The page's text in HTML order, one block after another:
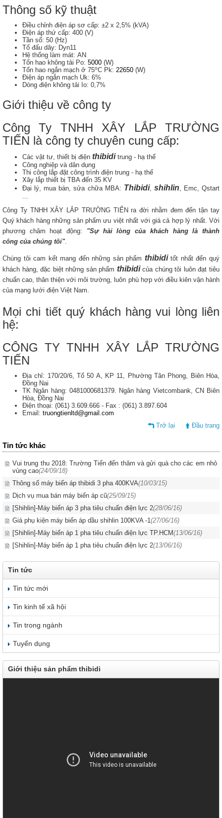
Thông số kỹ thuật
Điều chỉnh điện áp sơ cấp: ±2 x 2,5% (kVA)
Điện áp thứ cấp: 400 (V)
Tần số: 50 (Hz)
Tổ đấu dây: Dyn11
Hệ thống làm mát: AN
Tổn hao không tải Po: 5000 (W)
Tổn hao ngắn mạch ở 75oC Pk: 22650 (W)
Điện áp ngắn mạch Uk: 6%
​Dòng điện không tải Io: 0,7%
Giới thiệu về công ty
Công Ty TNHH XÂY LẮP TRƯỜNG
TIẾN là công ty chuyên cung cấp:
Các vật tư, thiết bị điện thibiditrung - hạ thế
Công nghiệp và dân dụng
Thi công lắp đặt công trình điện trung - hạ thế
Xây lắp thiết bị TBA đến 35 KV
Đại lý, mua bán, sửa chữa MBA: Thibidi, shihlin , Emc, Qstart
Công Ty TNHH XÂY LẮP TRƯỜNG TIẾN ra đời nhằm đem đến tận tay
Quý khách hàng những sản phẩm ưu việt nhất với giá cả hợp lý nhất. Với
phương châm hoạt động: "Sự hài lòng của khách hàng là thành
công của chúng tôi".
Chúng tôi cam kết mang đến những sản phẩm thibiditốt nhất đến quý
khách hàng, đặc biệt những sản phẩm thibidicủa chúng tôi luôn đạt tiêu
chuẩn cao, thân thiện với môi trường, luôn phù hợp với điều kiên vận hành
của mạng lưới điện Việt Nam.
Mọi chi tiết quý khách hàng vui lòng liên
hệ:
CÔNG TY TNHH XÂY LẮP TRƯỜNG
TIẾN
Địa chỉ: 170/20/6, Tổ 50 A, KP 11, Phường Tân Phong, Biên Hòa,
Đồng Nai
TK Ngân hàng: 0481000681379. Ngân hàng Vietcombank, CN Biên
Hòa, Đồng Nai
Điện thoại: (061) 3.609.666 - Fax : (061) 3.897.604
Email: truongtienltd@gmail.com
Trở lại
Đầu trang
Tin tức khác
Vui trung thu 2018: Trường Tiến đến thăm và gửi quà cho các em nhỏ
vùng cao(24/09/18)
Thông số máy biến áp thibidi 3 pha 400KVA(10/03/15)
Dịch vụ mua bán máy biến áp cũ(25/09/15)
[Shihlin]-Máy biến áp 3 pha tiêu chuẩn điện lực 2(28/06/16)
Giá phụ kiện máy biến áp dầu shihlin 100KVA -1(27/06/16)
[Shihlin]-Máy biến áp 1 pha tiêu chuẩn điện lực TP.HCM(13/06/16)
[Shihlin]-Máy biến áp 1 pha tiêu chuẩn điện lực 2(13/06/16)
Tin tức
Tin tức mới
Tin kinh tế xã hội
Tin trong ngành
Tuyển dụng
Giới thiệu sản phẩm thibidi